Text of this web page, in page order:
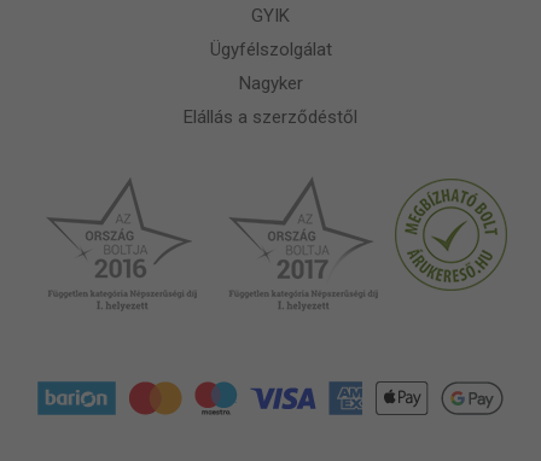
GYIK
Ügyfélszolgálat
Nagyker
Elállás a szerződéstől